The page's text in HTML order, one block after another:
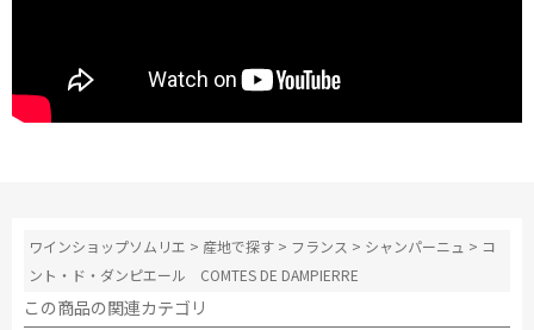
ワインショップソムリエ > 産地で探す > フランス > シャンパーニュ > コ
ント・ド・ダンピエール COMTES DE DAMPIERRE
この商品の関連カテゴリ